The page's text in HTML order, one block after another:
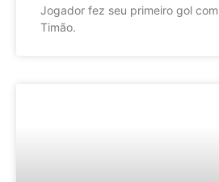
Jogador fez seu primeiro gol
Timão.